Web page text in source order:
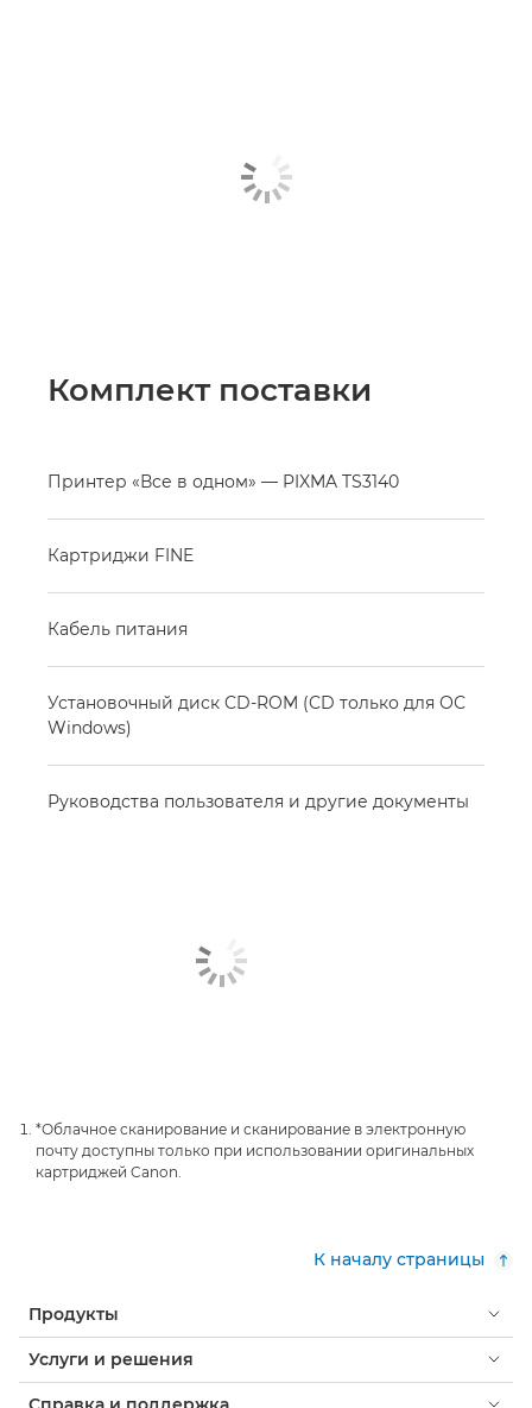
Комплект поставки
Принтер «Все в одном» — PIXMA TS3140
Картриджи FINE
Кабель питания
Установочный диск CD-ROM (CD только для ОС
Windows)
Руководства пользователя и другие документы
*Облачное сканирование и сканирование в электронную
почту доступны только при использовании оригинальных
картриджей Canon.
К началу страницы
Продукты
Услуги и решения